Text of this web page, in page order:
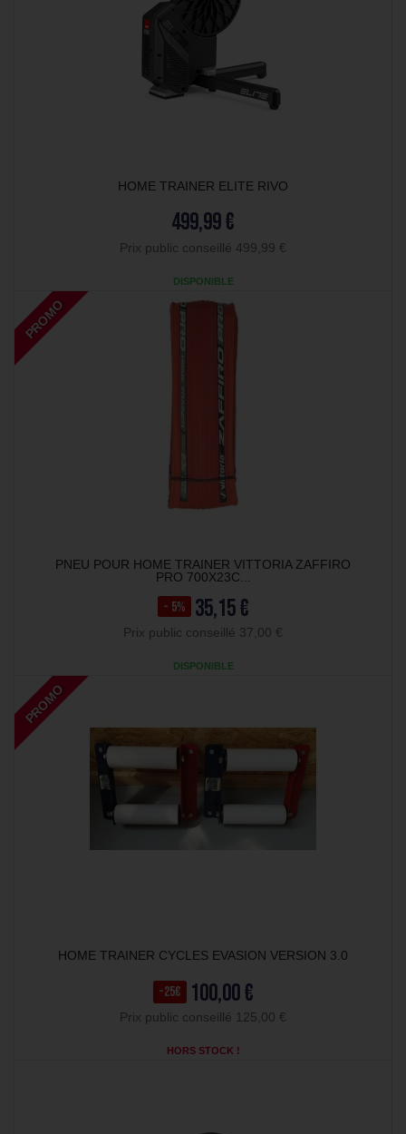
HOME TRAINER ELITE RIVO
499,99 €
Prix public conseillé 499,99 €
DISPONIBLE
PROMO
PNEU POUR HOME TRAINER VITTORIA ZAFFIRO
PRO 700X23C...
- 5% 35,15 €
Prix public conseillé 37,00 €
DISPONIBLE
PROMO
HOME TRAINER CYCLES EVASION VERSION 3.0
-25€ 100,00 €
Prix public conseillé 125,00 €
HORS STOCK !